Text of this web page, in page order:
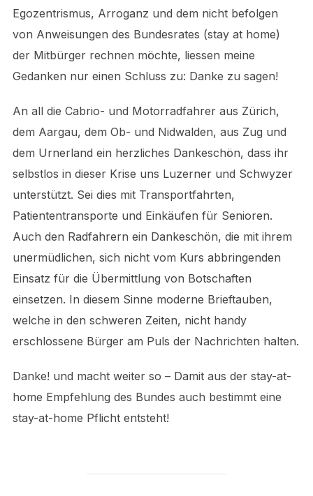
Egozentrismus, Arroganz und dem nicht befolgen
von Anweisungen des Bundesrates (stay at home)
der Mitbürger rechnen möchte, liessen meine
Gedanken nur einen Schluss zu: Danke zu sagen!
An all die Cabrio- und Motorradfahrer aus Zürich,
dem Aargau, dem Ob- und Nidwalden, aus Zug und
dem Urnerland ein herzliches Dankeschön, dass ihr
selbstlos in dieser Krise uns Luzerner und Schwyzer
unterstützt. Sei dies mit Transportfahrten,
Patiententransporte und Einkäufen für Senioren.
Auch den Radfahrern ein Dankeschön, die mit ihrem
unermüdlichen, sich nicht vom Kurs abbringenden
Einsatz für die Übermittlung von Botschaften
einsetzen. In diesem Sinne moderne Brieftauben,
welche in den schweren Zeiten, nicht handy
erschlossene Bürger am Puls der Nachrichten halten.
Danke! und macht weiter so – Damit aus der stay-at-
home Empfehlung des Bundes auch bestimmt eine
stay-at-home Pflicht entsteht!